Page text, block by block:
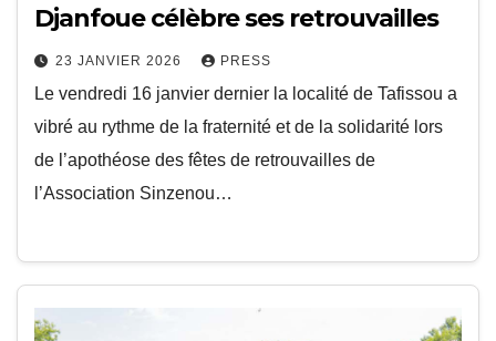
Djanfoue célèbre ses retrouvailles
23 JANVIER 2026 PRESS
Le vendredi 16 janvier dernier la localité de Tafissou a
vibré au rythme de la fraternité et de la solidarité lors
de l’apothéose des fêtes de retrouvailles de
l’Association Sinzenou…